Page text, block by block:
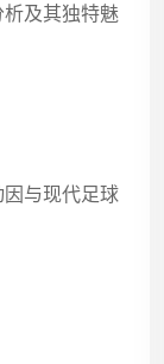
及其独特魅
与现代足球